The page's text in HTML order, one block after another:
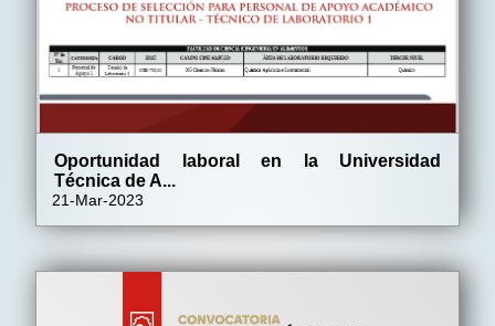
Oportunidad laboral en la Universidad
Técnica de A...
21-Mar-2023